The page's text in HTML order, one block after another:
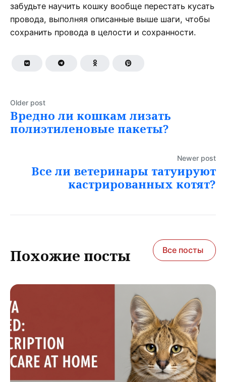
забудьте научить кошку вообще перестать кусать
провода, выполняя описанные выше шаги, чтобы
сохранить провода в целости и сохранности.
Older post
Вредно ли кошкам лизать
полиэтиленовые пакеты?
Newer post
Все ли ветеринары татуируют
кастрированных котят?
Похожие посты Все посты